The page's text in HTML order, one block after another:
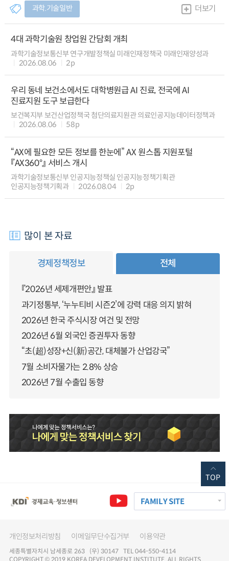
과학.기술일반 더보기
4대 과학기술원 창업원 간담회 개최
과학기술정보통신부 연구개발정책실 미래인재정책국 미래인재양성과
2026.08.06
2p
우리 동네 보건소에서도 대학병원급 AI 진료, 전국에 AI
진료지원 도구 보급한다
보건복지부 보건산업정책국 첨단의료지원관 의료인공지능데이터정책과
2026.08.06
58p
“AX에 필요한 모든 정보를 한눈에” AX 원스톱 지원포털
『AX360°』 서비스 개시
과학기술정보통신부 인공지능정책실 인공지능정책기획관
인공지능정책기획과
2026.08.04 2p
많이 본 자료
경제정책정보 전체
『2026년 세제개편안』 발표
과기정통부, ‘누누티비 시즌2’에 강력 대응 의지 밝혀
2026년 한국 주식시장 여건 및 전망
2026년 6월 외국인 증권투자 동향
“초(超)성장+신(新)공간, 대체불가 산업강국”
7월 소비자물가는 2.8% 상승
2026년 7월 수출입 동향
FAMILY SITE
개인정보처리방침 이메일무단수집거부 이용약관
세종특별자치시 남세종로 263 (우) 30147 TEL 044-550-4114
COPYRIGHT © 2019 KOREA DEVELOPMENT INSTITUTE. ALL RIGHTS
TOP